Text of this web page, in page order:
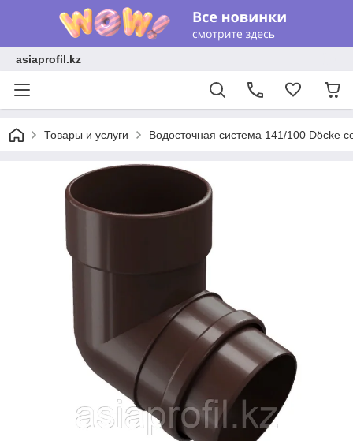
asiaprofil.kz
Товары и услуги Водосточная система 141/100 Döcke